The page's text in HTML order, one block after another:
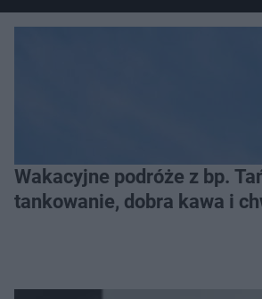
Wakacyjne podróże z bp.
tankowanie, dobra kawa i